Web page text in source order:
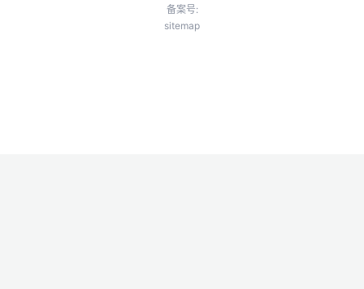
备案号:
sitemap